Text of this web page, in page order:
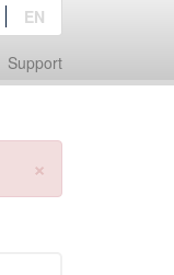
Support
EN
×